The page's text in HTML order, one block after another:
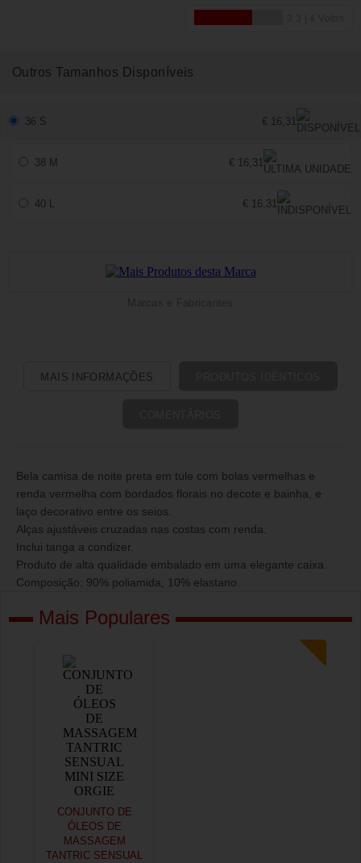
Outros Tamanhos Disponíveis
36 S € 16,31
38 M € 16,31
40 L € 16,31
MAIS INFORMAÇÕES
Bela camisa de noite preta em tule com bolas vermelhas e
renda vermelha com bordados florais no decote e bainha, e
laço decorativo entre os seios.
Alças ajustáveis cruzadas nas costas com renda.
Inclui tanga a condizer.
Produto de alta qualidade embalado em uma elegante caixa.
Composição: 90% poliamida, 10% elastano.
Mais Populares
CONJUNTO DE
ÓLEOS DE
MASSAGEM
TANTRIC SENSUAL